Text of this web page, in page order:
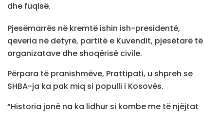
dhe fuqisë.
Pjesëmarrës në kremtë ishin ish-presidentë,
qeveria në detyrë, partitë e Kuvendit, pjesëtarë të
organizatave dhe shoqërisë civile.
Përpara të pranishmëve, Prattipati, u shpreh se
SHBA-ja ka pak miq si populli i Kosovës.
“Historia jonë na ka lidhur si kombe me të njëjtat